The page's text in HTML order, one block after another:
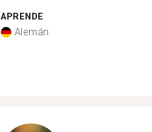
APRENDE
Alemán